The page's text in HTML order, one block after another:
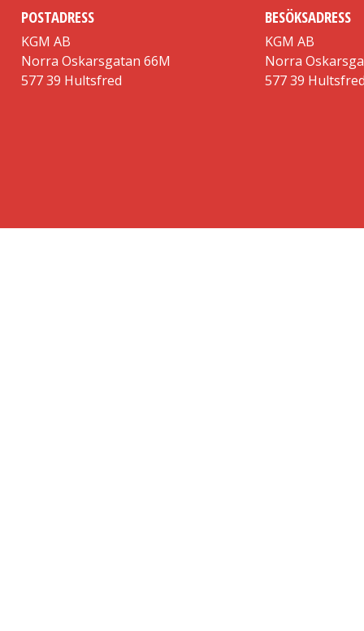
POSTADRESS
KGM AB
Norra Oskarsgatan 66M
577 39 Hultsfred
BESÖKSADRESS
KGM AB
Norra
577 39